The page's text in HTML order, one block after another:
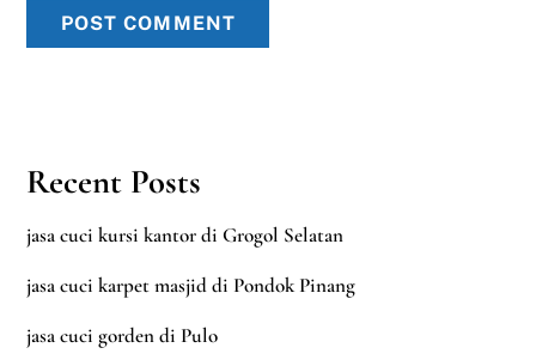
Recent Posts
jasa cuci kursi kantor di Grogol Selatan
jasa cuci karpet masjid di Pondok Pinang
jasa cuci gorden di Pulo